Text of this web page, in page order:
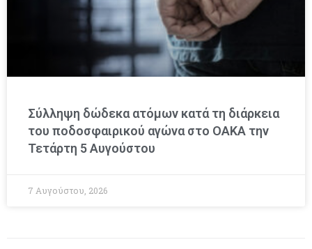
Σύλληψη δώδεκα ατόμων κατά τη διάρκεια
του ποδοσφαιρικού αγώνα στο ΟΑΚΑ την
Τετάρτη 5 Αυγούστου
7 Αυγούστου, 2026